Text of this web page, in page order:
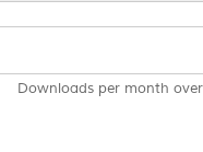
Downloads per month